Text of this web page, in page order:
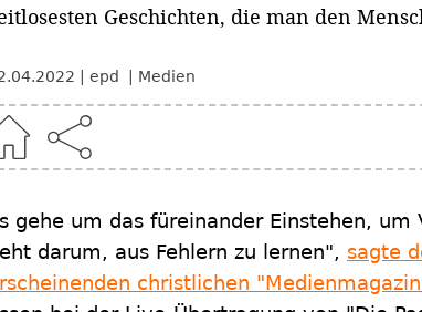
Geschichten, die man den
epd Medien
gehe um das füreinander Einstehen,
darum, aus Fehlern zu lernen", sagte
christlichen